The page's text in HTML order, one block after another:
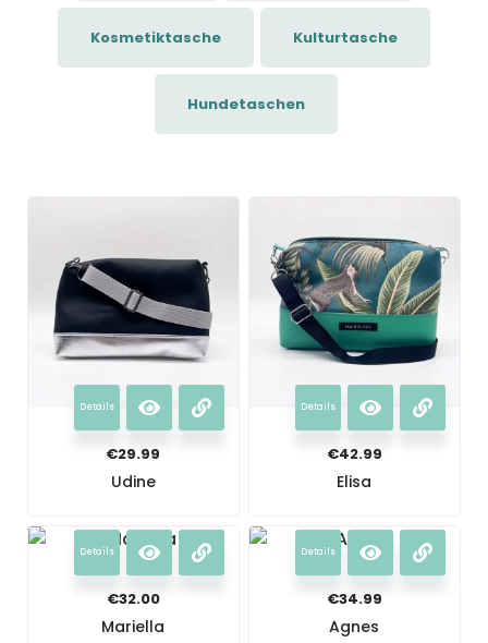
Kosmetiktasche Kulturtasche
Hundetaschen
Details
€29.99
Udine
Details
€42.99
Elisa
Details
€32.00
Mariella
Details
€34.99
Agnes